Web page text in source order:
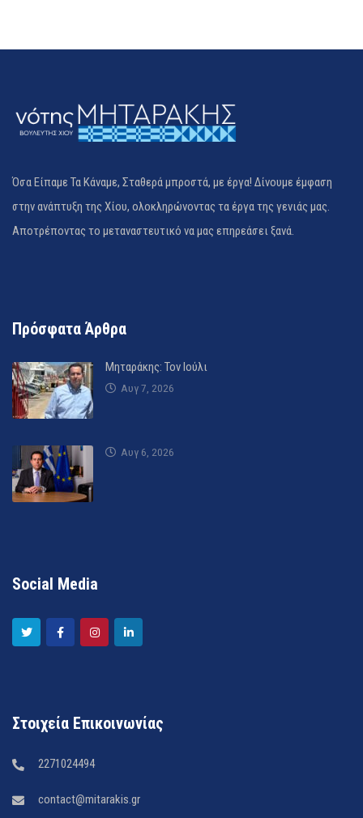
Όσα Είπαμε Τα Κάναμε, Σταθερά μπροστά, με έργα! Δίνουμε έμφαση
στην ανάπτυξη της Χίου, ολοκληρώνοντας τα έργα της γενιάς μας.
Αποτρέποντας το μεταναστευτικό να μας επηρεάσει ξανά.
Πρόσφατα Άρθρα
Μηταράκης: Τον Ιούλι
Αυγ 7, 2026
Αυγ 6, 2026
Social Media
Στοιχεία Επικοινωνίας
2271024494
contact@mitarakis.gr